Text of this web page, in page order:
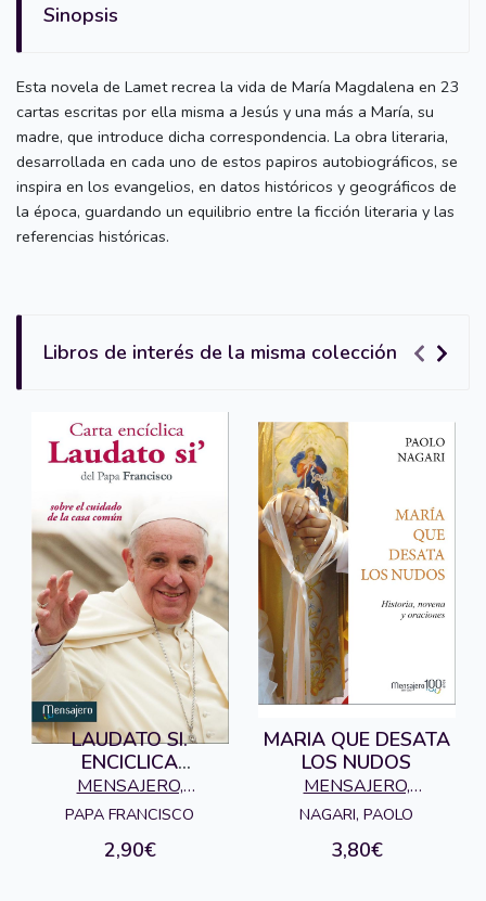
Sinopsis
Esta novela de Lamet recrea la vida de María Magdalena en 23
cartas escritas por ella misma a Jesús y una más a María, su
madre, que introduce dicha correspondencia. La obra literaria,
desarrollada en cada uno de estos papiros autobiográficos, se
inspira en los evangelios, en datos históricos y geográficos de
la época, guardando un equilibrio entre la ficción literaria y las
referencias históricas.
Libros de interés de la misma colección
LAUDATO SI.
ENCICLICA
(MENSAJERO)
MENSAJERO,
EDICIONES
PAPA FRANCISCO
2,90€
MARIA QUE DESATA
LOS NUDOS
MENSAJERO,
EDICIONES
NAGARI, PAOLO
3,80€